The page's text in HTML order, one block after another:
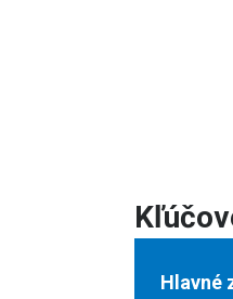
Hlavné